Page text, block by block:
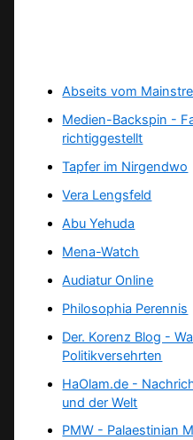
Abseits vom
Medien-Backspin -
richtiggestellt
Tapfer im Nirgendwo
Vera Lengsfeld
Abu Yehuda
Mena-Watch
Audiatur Online
Philosophia Perennis
Der. Korenz Blog -
Politikversehrten
HaOlam.de -
und der Welt
PMW - Palaestinian